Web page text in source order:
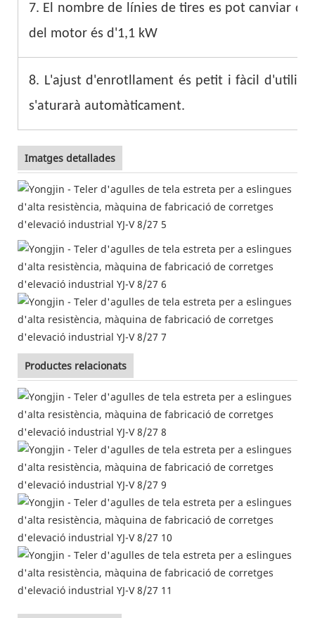
7. El nombre de línies de tires es pot canviar
del motor és d'1,1 kW
8. L'ajust d'enrotllament és petit i fàcil
s'aturarà automàticament.
Imatges detallades
Productes relacionats